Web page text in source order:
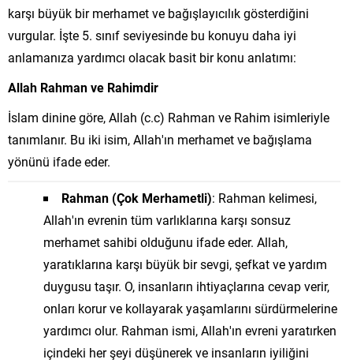
karşı büyük bir merhamet ve bağışlayıcılık gösterdiğini
vurgular. İşte 5. sınıf seviyesinde bu konuyu daha iyi
anlamanıza yardımcı olacak basit bir konu anlatımı:
Allah Rahman ve Rahimdir
İslam dinine göre, Allah (c.c) Rahman ve Rahim isimleriyle
tanımlanır. Bu iki isim, Allah'ın merhamet ve bağışlama
yönünü ifade eder.
Rahman (Çok Merhametli): Rahman kelimesi,
Allah'ın evrenin tüm varlıklarına karşı sonsuz
merhamet sahibi olduğunu ifade eder. Allah,
yaratıklarına karşı büyük bir sevgi, şefkat ve yardım
duygusu taşır. O, insanların ihtiyaçlarına cevap verir,
onları korur ve kollayarak yaşamlarını sürdürmelerine
yardımcı olur. Rahman ismi, Allah'ın evreni yaratırken
içindeki her şeyi düşünerek ve insanların iyiliğini